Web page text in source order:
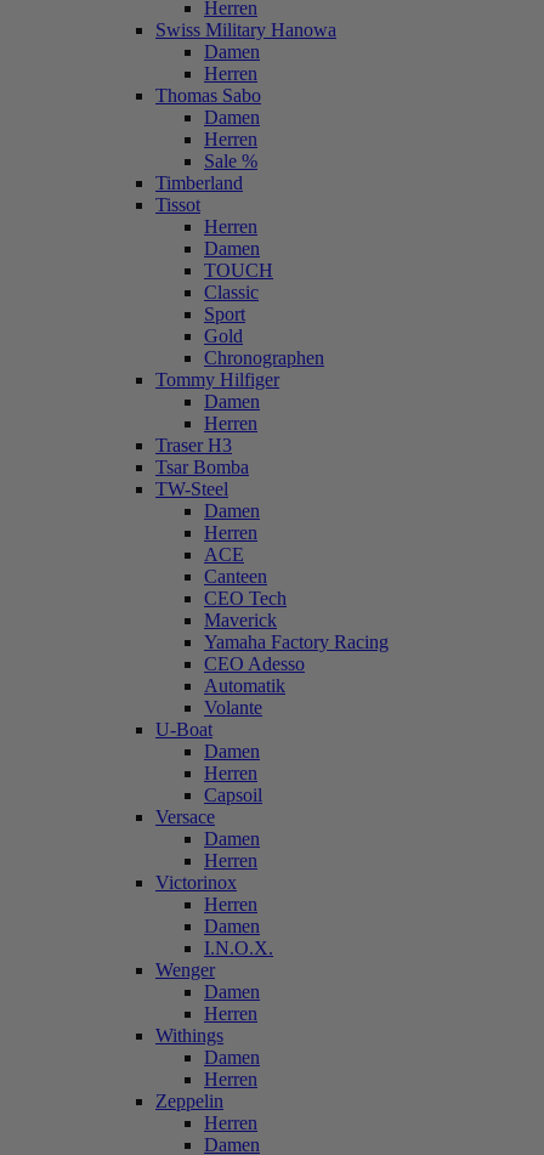
Herren
Swiss Military Hanowa
Damen
Herren
Thomas Sabo
Damen
Herren
Sale %
Timberland
Tissot
Herren
Damen
TOUCH
Classic
Sport
Gold
Chronographen
Tommy Hilfiger
Damen
Herren
Traser H3
Tsar Bomba
TW-Steel
Damen
Herren
ACE
Canteen
CEO Tech
Maverick
Yamaha Factory Racing
CEO Adesso
Automatik
Volante
U-Boat
Damen
Herren
Capsoil
Versace
Damen
Herren
Victorinox
Herren
Damen
I.N.O.X.
Wenger
Damen
Herren
Withings
Damen
Herren
Zeppelin
Herren
Damen